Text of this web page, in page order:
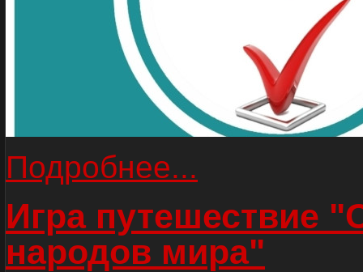
Подробнее...
Игра путешествие
народов мира"